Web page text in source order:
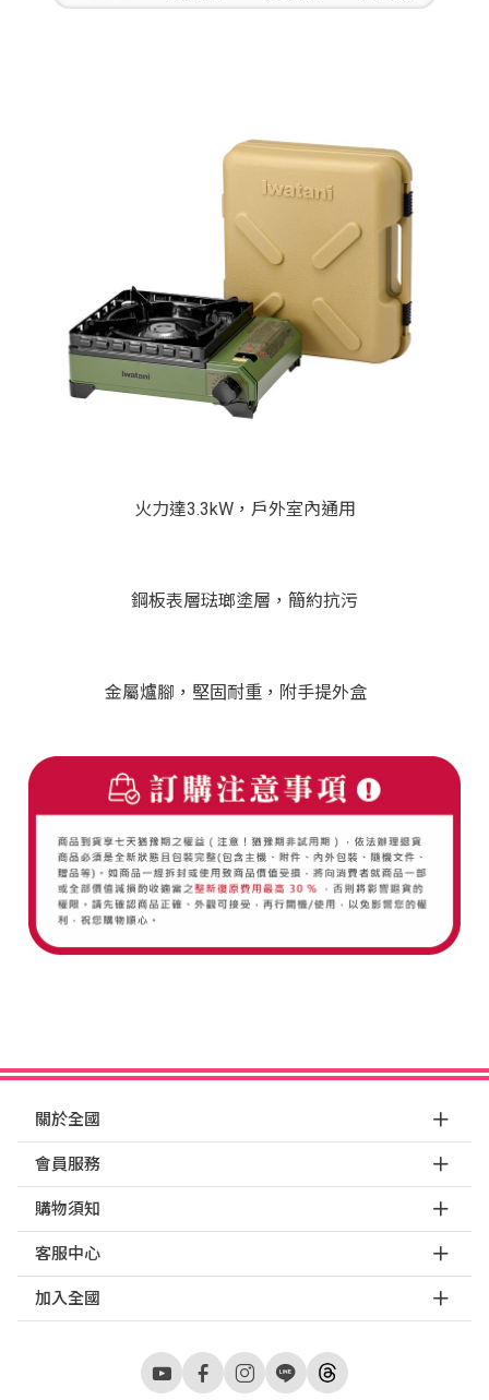
火力達3.3kW，戶外室內通用
鋼板表層琺瑯塗層，簡約抗污
金屬爐腳，堅固耐重，附手提外盒
關於全國
會員服務
購物須知
客服中心
加入全國